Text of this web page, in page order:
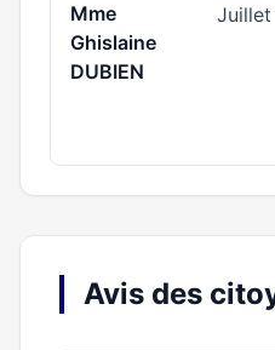
Mme
Ghislaine
DUBIEN
Juillet
Avis des